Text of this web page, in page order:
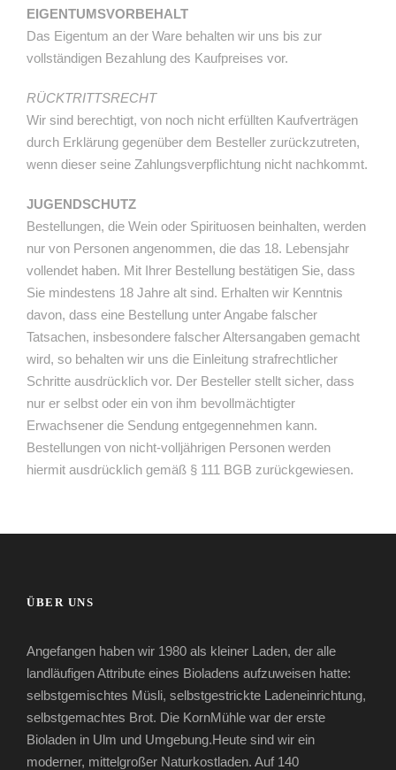
EIGENTUMSVORBEHALT
Das Eigentum an der Ware behalten wir uns bis zur
vollständigen Bezahlung des Kaufpreises vor.
RÜCKTRITTSRECHT
Wir sind berechtigt, von noch nicht erfüllten Kaufverträgen
durch Erklärung gegenüber dem Besteller zurückzutreten,
wenn dieser seine Zahlungsverpflichtung nicht nachkommt.
JUGENDSCHUTZ
Bestellungen, die Wein oder Spirituosen beinhalten, werden
nur von Personen angenommen, die das 18. Lebensjahr
vollendet haben. Mit Ihrer Bestellung bestätigen Sie, dass
Sie mindestens 18 Jahre alt sind. Erhalten wir Kenntnis
davon, dass eine Bestellung unter Angabe falscher
Tatsachen, insbesondere falscher Altersangaben gemacht
wird, so behalten wir uns die Einleitung strafrechtlicher
Schritte ausdrücklich vor. Der Besteller stellt sicher, dass
nur er selbst oder ein von ihm bevollmächtigter
Erwachsener die Sendung entgegennehmen kann.
Bestellungen von nicht-volljährigen Personen werden
hiermit ausdrücklich gemäß § 111 BGB zurückgewiesen.
ÜBER UNS
Angefangen haben wir 1980 als kleiner Laden, der alle
landläufigen Attribute eines Bioladens aufzuweisen hatte:
selbstgemischtes Müsli, selbstgestrickte Ladeneinrichtung,
selbstgemachtes Brot. Die KornMühle war der erste
Bioladen in Ulm und Umgebung.Heute sind wir ein
moderner, mittelgroßer Naturkostladen. Auf 140